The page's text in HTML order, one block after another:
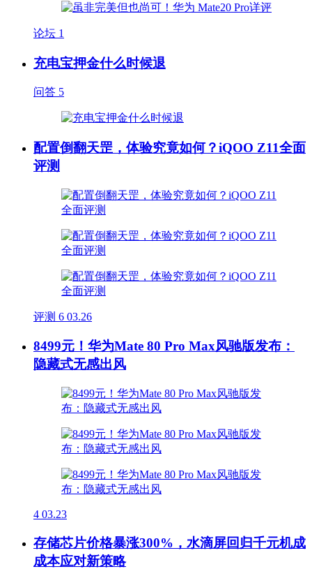
论坛 1
充电宝押金什么时候退
问答 5
配置倒翻天罡，体验究竟如何？iQOO Z11全面
评测
评测 6 03.26
8499元！华为Mate 80 Pro Max风驰版发布：
隐藏式无感出风
4 03.23
存储芯片价格暴涨300%，水滴屏回归千元机成
成本应对新策略